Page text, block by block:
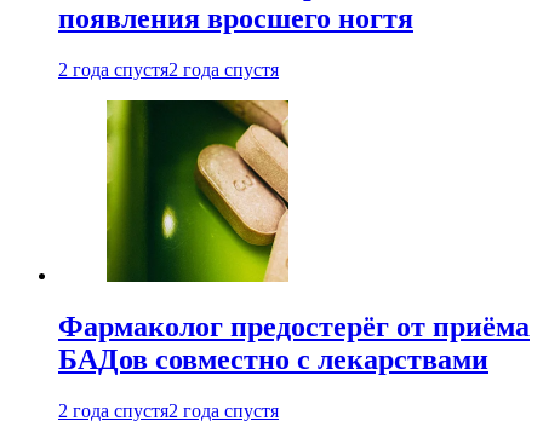
появления вросшего ногтя
2 года спустя2 года спустя
Фармаколог предостерёг от приёма
БАДов совместно с лекарствами
2 года спустя2 года спустя